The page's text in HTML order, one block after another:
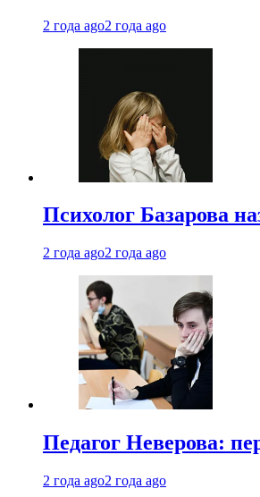
2 года ago2 года ago
Психолог Базарова
2 года ago2 года ago
Педагог Неверова:
2 года ago2 года ago